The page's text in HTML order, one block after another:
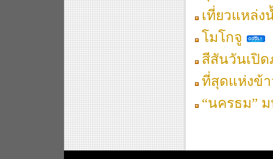
เที่ยวแหล่
โมโกจู
สีสันวันเปิด
ที่สุดแห่งข้า
“นครธม”